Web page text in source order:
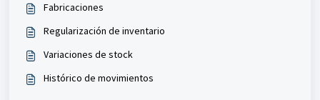
Fabricaciones
Regularización de inventario
Variaciones de stock
Histórico de movimientos